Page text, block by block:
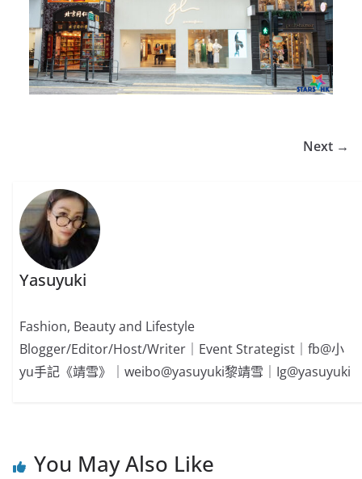
Next →
Yasuyuki
Fashion, Beauty and Lifestyle
Blogger/Editor/Host/Writer｜Event Strategist｜fb@小
yu手記《靖雪》｜weibo@yasuyuki黎靖雪｜Ig@yasuyuki
You May Also Like